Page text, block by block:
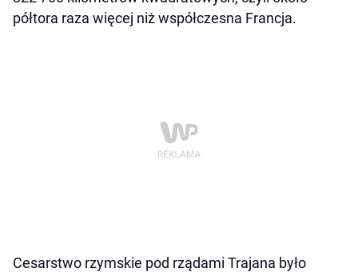
półtora raza więcej niż współczesna Francja.
Cesarstwo rzymskie pod rządami Trajana było